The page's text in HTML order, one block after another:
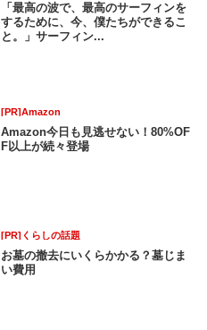
「最高の波で、最高のサーフィンを
するために、今、僕たちができるこ
と。」サーフィン...
[PR]Amazon
Amazon今日も見逃せない！80%OF
F以上が続々登場
[PR]くらしの話題
お墓の撤去にいくらかかる？墓じま
い費用